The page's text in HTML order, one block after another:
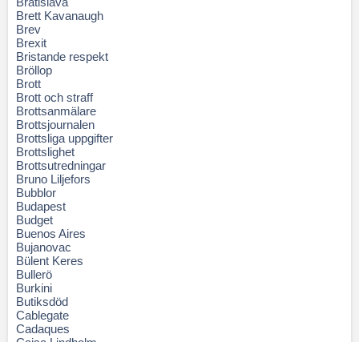
Brett Kavanaugh
Brev
Brexit
Bristande respekt
Bröllop
Brott
Brott och straff
Brottsanmälare
Brottsjournalen
Brottsliga uppgifter
Brottslighet
Brottsutredningar
Bruno Liljefors
Bubblor
Budapest
Budget
Buenos Aires
Bujanovac
Bülent Keres
Bullerö
Burkini
Butiksdöd
Cablegate
Cadaques